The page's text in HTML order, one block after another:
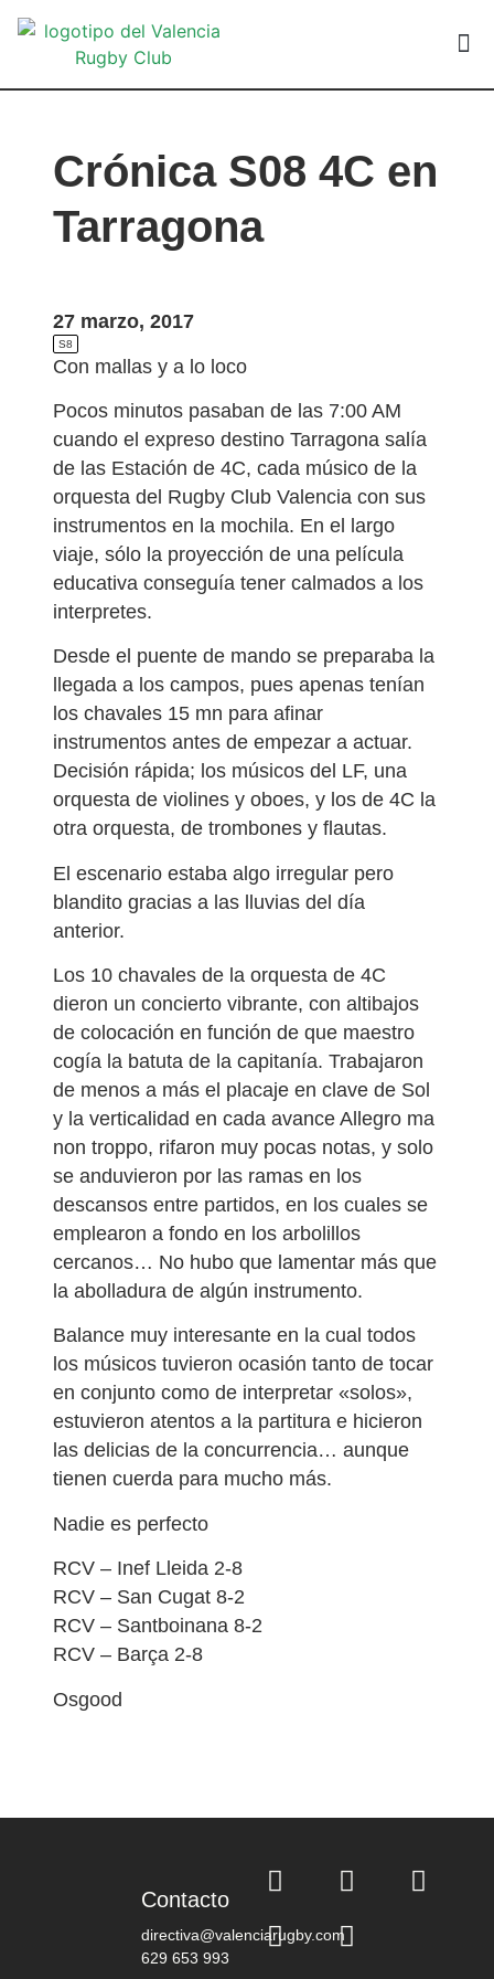
Crónica S08 4C en
Tarragona
27 marzo, 2017
S8
Con mallas y a lo loco
Pocos minutos pasaban de las 7:00 AM
cuando el expreso destino Tarragona salía
de las Estación de 4C, cada músico de la
orquesta del Rugby Club Valencia con sus
instrumentos en la mochila. En el largo
viaje, sólo la proyección de una película
educativa conseguía tener calmados a los
interpretes.
Desde el puente de mando se preparaba la
llegada a los campos, pues apenas tenían
los chavales 15 mn para afinar
instrumentos antes de empezar a actuar.
Decisión rápida; los músicos del LF, una
orquesta de violines y oboes, y los de 4C la
otra orquesta, de trombones y flautas.
El escenario estaba algo irregular pero
blandito gracias a las lluvias del día
anterior.
Los 10 chavales de la orquesta de 4C
dieron un concierto vibrante, con altibajos
de colocación en función de que maestro
cogía la batuta de la capitanía. Trabajaron
de menos a más el placaje en clave de Sol
y la verticalidad en cada avance Allegro ma
non troppo, rifaron muy pocas notas, y solo
se anduvieron por las ramas en los
descansos entre partidos, en los cuales se
emplearon a fondo en los arbolillos
cercanos… No hubo que lamentar más que
la abolladura de algún instrumento.
Balance muy interesante en la cual todos
los músicos tuvieron ocasión tanto de tocar
en conjunto como de interpretar «solos»,
estuvieron atentos a la partitura e hicieron
las delicias de la concurrencia… aunque
tienen cuerda para mucho más.
Nadie es perfecto
RCV – Inef Lleida 2-8
RCV – San Cugat 8-2
RCV – Santboinana 8-2
RCV – Barça 2-8
Osgood
Contacto
directiva@valenciarugby.com
629 653 993